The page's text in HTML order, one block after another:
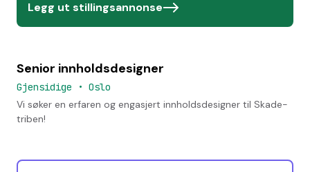
Legg ut stillingsannonse
Senior innholdsdesigner
Gjensidige • Oslo
Vi søker en erfaren og engasjert innholdsdesigner til Skade-
triben!